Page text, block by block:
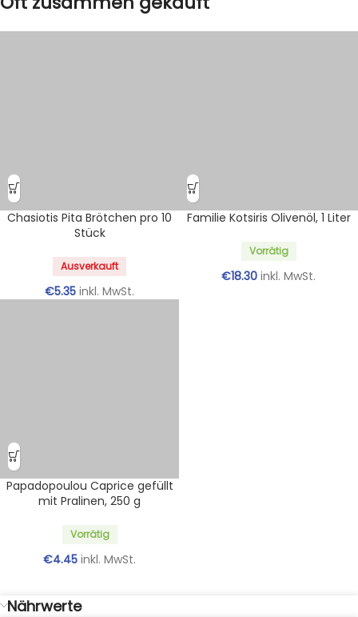
Chasiotis Pita Brötchen pro 10
Stück
Ausverkauft
€5.35 inkl. MwSt.
Familie Kotsiris Olivenöl, 1 Liter
Vorrätig
€18.30 inkl. MwSt.
Papadopoulou Caprice gefüllt
mit Pralinen, 250 g
Vorrätig
€4.45 inkl. MwSt.
Nährwerte